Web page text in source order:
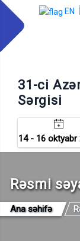
EN
31-ci
Sərgisi
14 - 16 oktyabr
Rəsmi
Ana səhifə